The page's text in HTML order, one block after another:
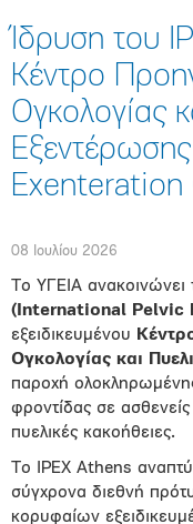
Ίδρυση του
Κέντρο
Ογκολογίας
Exenteration
08 Ιουλίου 2026
Το ΥΓΕΙΑ ανακοινώνει
(International Pelvic
εξειδικευμένου
Ογκολογίας και
παροχή
φροντίδας σε
πυελικές κακοήθειες.
Το IPEX Athens
σύγχρονα διεθνή
κορυφαίων